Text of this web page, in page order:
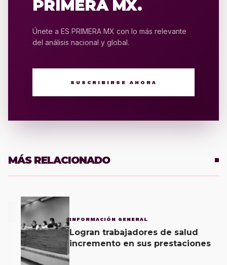
PRIMERA MX.
Únete a ES PRIMERA MX con lo más relevante
del análisis nacional y global.
SUSCRIBIRSE AHORA
MÁS RELACIONADO
INFORMACIÓN GENERAL
Logran trabajadores de salud
incremento en sus prestaciones